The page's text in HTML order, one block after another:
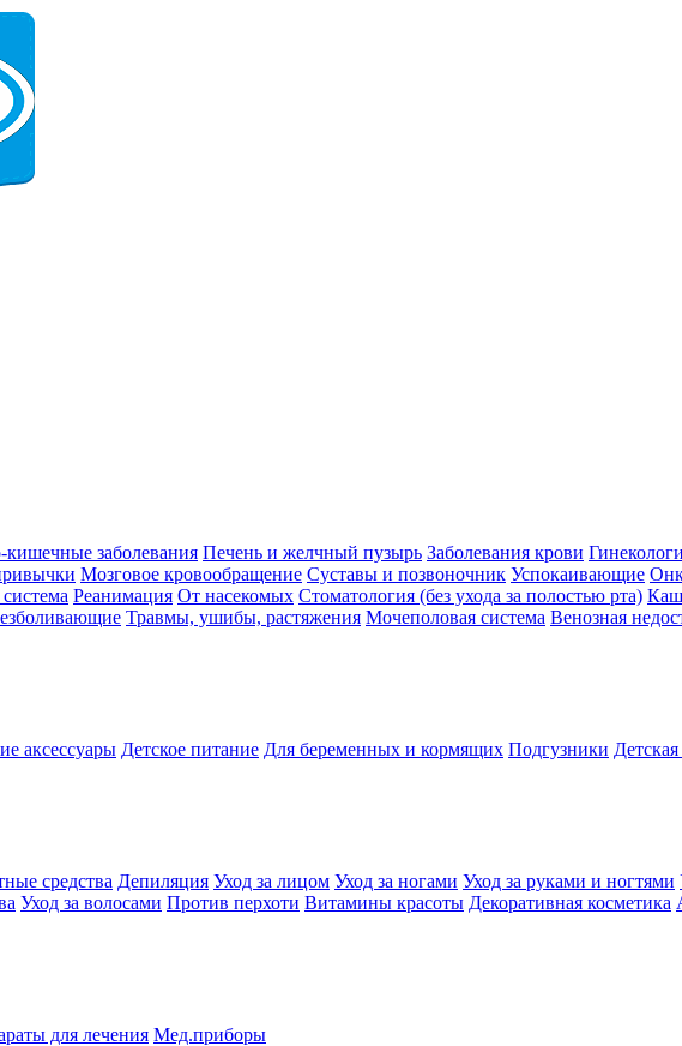
заболевания Печень и желчный пузырь Заболевания крови
Мозговое кровообращение Суставы и позвоночник Успокаивающие
Реанимация От насекомых Стоматология (без ухода за полостью рта)
Травмы, ушибы, растяжения Мочеполовая система Венозная
аксессуары Детское питание Для беременных и кормящих Подгузники
средства Депиляция Уход за лицом Уход за ногами Уход за руками и ногтями
Уход за волосами Против перхоти Витамины красоты Декоративная косметика
для лечения Мед.приборы